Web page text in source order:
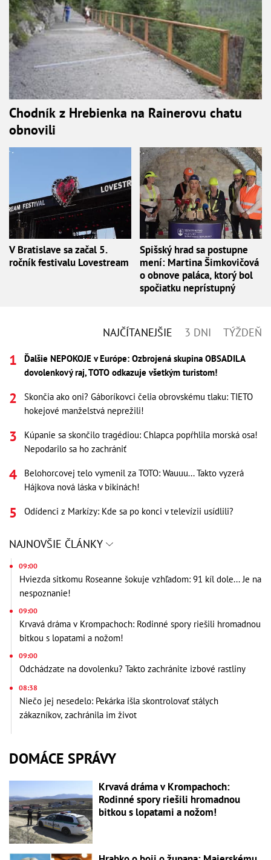
Chodník z Hrebienka na Rainerovu chatu
obnovili
V Bratislave sa začal 5.
ročník festivalu Lovestream
Spišský hrad sa postupne
mení: Martina Šimkovičová
o obnove paláca, ktorý bol
spočiatku neprístupný
NAJČÍTANEJŠIE 3 DNI TÝŽDEŇ
Ďalšie NEPOKOJE v Európe: Ozbrojená skupina OBSADILA
dovolenkový raj, TOTO odkazuje všetkým turistom!
Skončia ako oni? Gáboríkovci čelia obrovskému tlaku: TIETO
hokejové manželstvá neprežili!
Kúpanie sa skončilo tragédiou: Chlapca popŕhlila morská osa!
Nepodarilo sa ho zachrániť
Belohorcovej telo vymenil za TOTO: Wauuu... Takto vyzerá
Hájkova nová láska v bikinách!
Odídenci z Markízy: Kde sa po konci v televízii usídlili?
NAJNOVŠIE ČLÁNKY
09:00
Hviezda sitkomu Roseanne šokuje vzhľadom: 91 kíl dole... Je na
nespoznanie!
09:00
Krvavá dráma v Krompachoch: Rodinné spory riešili hromadnou
bitkou s lopatami a nožom!
09:00
Odchádzate na dovolenku? Takto zachránite izbové rastliny
08:38
Niečo jej nesedelo: Pekárka išla skontrolovať stálych
zákazníkov, zachránila im život
DOMÁCE SPRÁVY
Krvavá dráma v Krompachoch:
Rodinné spory riešili hromadnou
bitkou s lopatami a nožom!